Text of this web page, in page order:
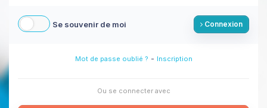
Se souvenir de moi Connexion
Mot de passe oublié ? - Inscription
Ou se connecter avec